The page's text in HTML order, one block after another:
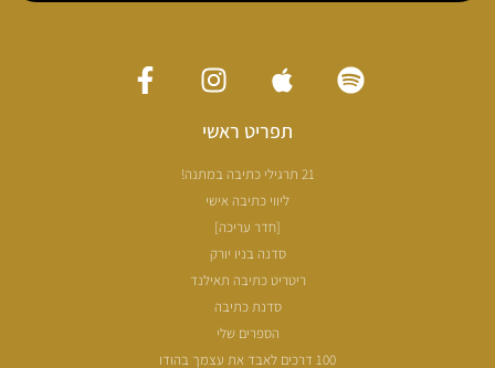
תפריט ראשי
ליווי כתיבה אישי
[חדר עריכה]
סדנה בניו יורק
ריטריט כתיבה תאילנד